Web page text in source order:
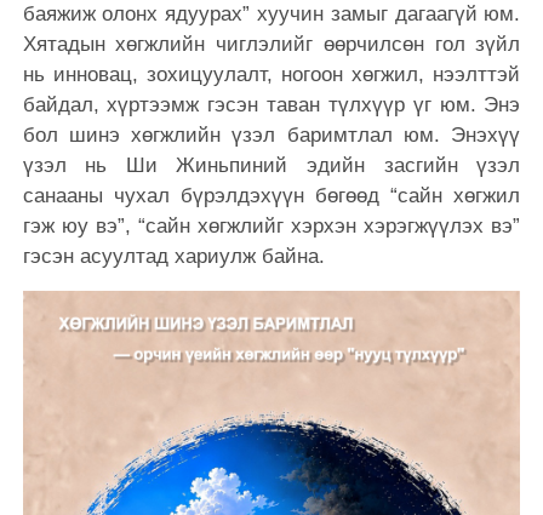
баяжиж олонх ядуурах” хуучин замыг дагаагүй юм.
Хятадын хөгжлийн чиглэлийг өөрчилсөн гол зүйл
нь инновац, зохицуулалт, ногоон хөгжил, нээлттэй
байдал, хүртээмж гэсэн таван түлхүүр үг юм. Энэ
бол шинэ хөгжлийн үзэл баримтлал юм. Энэхүү
үзэл нь Ши Жиньпиний эдийн засгийн үзэл
санааны чухал бүрэлдэхүүн бөгөөд “сайн хөгжил
гэж юу вэ”, “сайн хөгжлийг хэрхэн хэрэгжүүлэх вэ”
гэсэн асуултад хариулж байна.